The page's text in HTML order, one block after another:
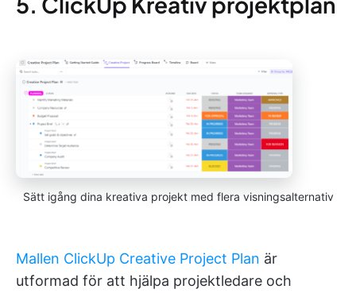
Sätt igång dina kreativa projekt med flera visningsalternativ
Mallen ClickUp Creative Project Plan är
utformad för att hjälpa projektledare och